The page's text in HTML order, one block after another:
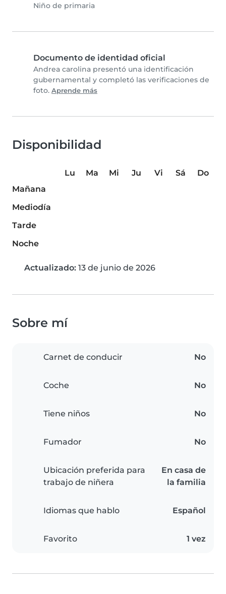
Niño de primaria
Documento de identidad oficial
Andrea carolina presentó una identificación
gubernamental y completó las verificaciones de
foto. Aprende más
Disponibilidad
Lu Ma Mi Ju Vi Sá
Do
Mañana
Mediodía
Tarde
Noche
Actualizado: 13 de junio de 2026
Sobre mí
Carnet de conducir No
Coche No
Tiene niños No
Fumador No
Ubicación preferida para
trabajo de niñera
En casa de
la familia
Idiomas que hablo Español
Favorito 1 vez